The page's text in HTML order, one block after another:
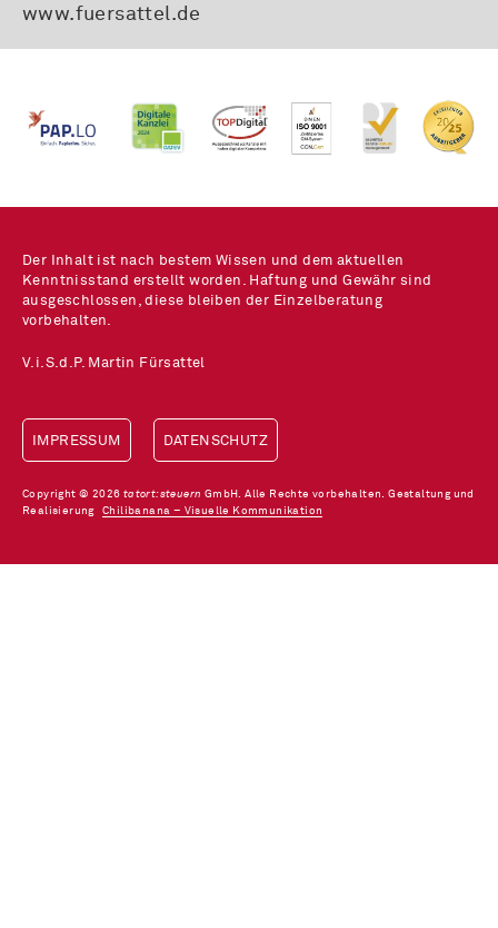
www.fuersattel.de
Der Inhalt ist nach bestem Wissen und dem aktuellen
Kenntnisstand erstellt worden. Haftung und Gewähr sind
ausgeschlossen, diese bleiben der Einzelberatung
vorbehalten.
V.i.S.d.P. Martin Fürsattel
IMPRESSUM DATENSCHUTZ
Copyright © 2026 tatort:steuern GmbH. Alle Rechte vorbehalten. Gestaltung und
RealisierungChilibanana – Visuelle Kommunikation